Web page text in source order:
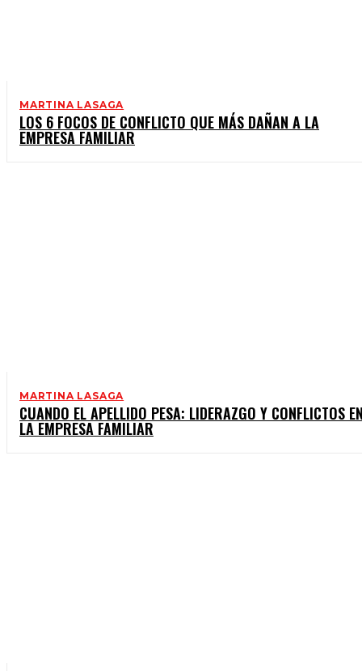
MARTINA LASAGA
LOS 6 FOCOS DE CONFLICTO QUE MÁS DAÑAN A LA
EMPRESA FAMILIAR
MARTINA LASAGA
CUANDO EL APELLIDO PESA: LIDERAZGO Y CONFLICTOS
LA EMPRESA FAMILIAR